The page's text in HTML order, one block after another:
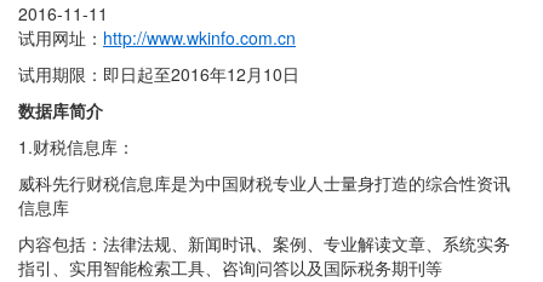
2016-11-11
试用网址： http://www.wkinfo.com.cn
试用期限：即日起至2016年12月10日
数据库简介
1.财税信息库：
威科先行财税信息库是为中国财税专业人士量身打造的综合性资讯
信息库
内容包括：法律法规、新闻时讯、案例、专业解读文章、系统实务
指引、实用智能检索工具、咨询问答以及国际税务期刊等